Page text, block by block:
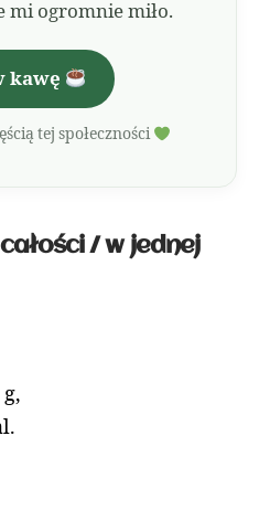
mi ogromnie miło.
kawę
tej społeczności
/ w jednej